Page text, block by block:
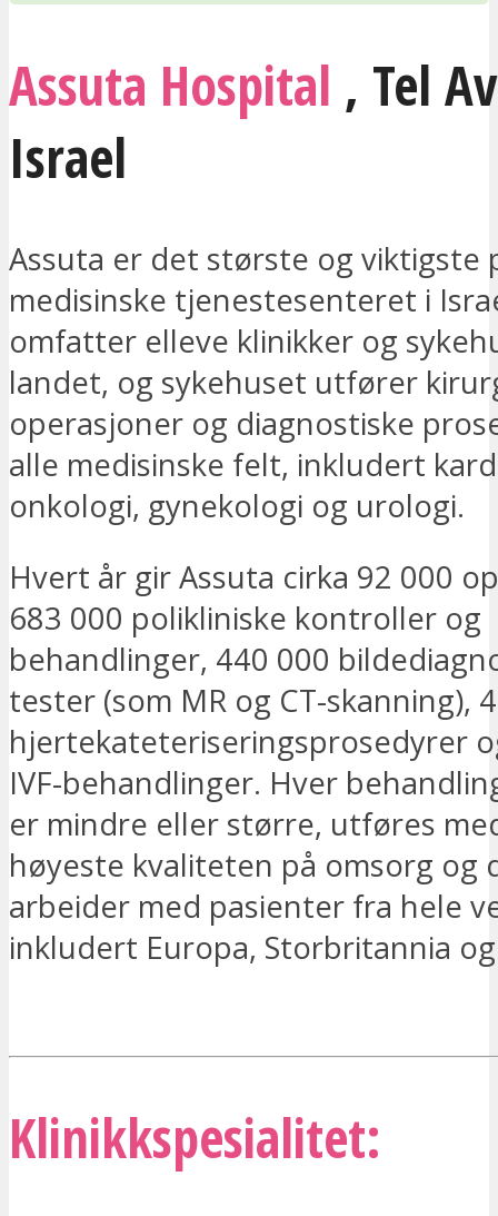
Assuta Hospital , Tel
Israel
Assuta er det største og viktigste
medisinske tjenestesenteret i
omfatter elleve klinikker og
landet, og sykehuset utfører
operasjoner og diagnostiske
alle medisinske felt, inkludert
onkologi, gynekologi og urologi.
Hvert år gir Assuta cirka 92 000
683 000 polikliniske kontroller og
behandlinger, 440 000
tester (som MR og CT-skanning),
hjertekateteriseringsprosedyrer
IVF-behandlinger. Hver
er mindre eller større, utføres
høyeste kvaliteten på omsorg og
arbeider med pasienter fra hele
inkludert Europa, Storbritannia og
Klinikkspesialitet: